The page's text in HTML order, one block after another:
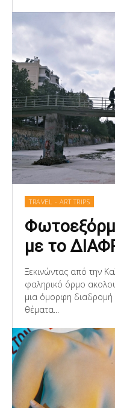
TRAVEL - ART TRIPS
με το
Ξεκινώντας από την
φαληρικό όρμο
μια όμορφη
θέματα...